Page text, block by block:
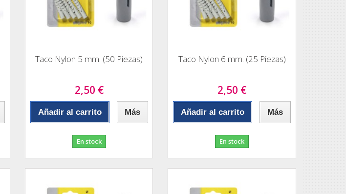
Taco Nylon 5 mm. (50 Piezas)
2,50 €
Añadir al carrito Más
En stock
Taco Nylon 6 mm. (25 Piezas)
2,50 €
Añadir al carrito Más
En stock